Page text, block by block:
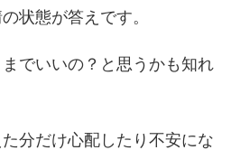
状態が答えです。
までいいの？と思うかも知れ
分だけ心配したり不安にな